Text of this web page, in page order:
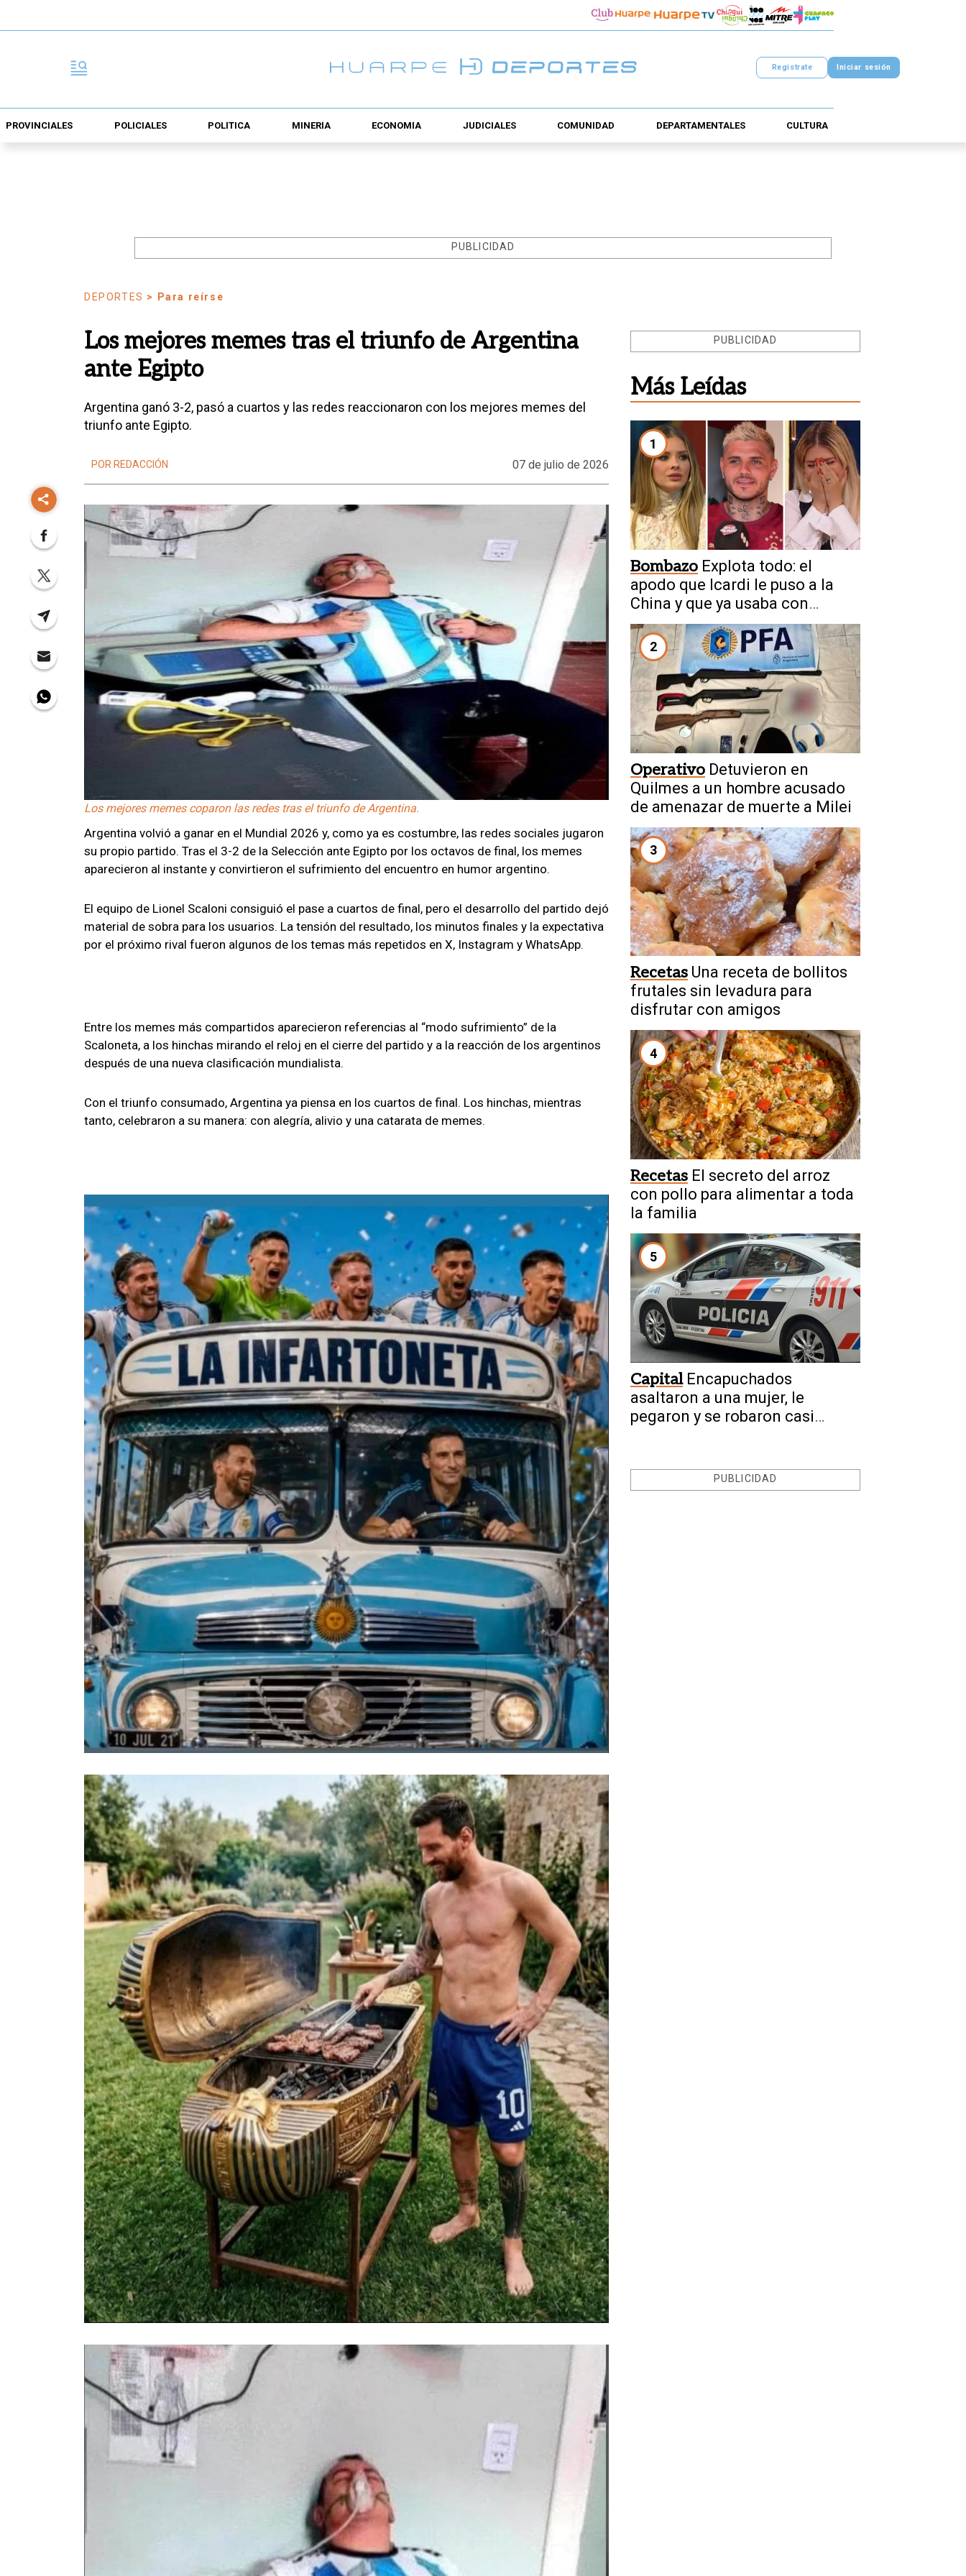
Registrate Iniciar sesión
PROVINCIALES POLICIALES POLÍTICA MINERÍA ECONOMÍA JUDICIALES COMUNIDAD DEPARTAMENTALES CULTURA
PUBLICIDAD
DEPORTES > Para reírse
Los mejores memes tras el triunfo de Argentina
ante Egipto
Argentina ganó 3-2, pasó a cuartos y las redes reaccionaron con los mejores memes del
triunfo ante Egipto.
POR REDACCIÓN 07 de julio de 2026
Los mejores memes coparon las redes tras el triunfo de Argentina.
Argentina volvió a ganar en el Mundial 2026 y, como ya es costumbre, las redes sociales jugaron
su propio partido. Tras el 3-2 de la Selección ante Egipto por los octavos de final, los memes
aparecieron al instante y convirtieron el sufrimiento del encuentro en humor argentino.
El equipo de Lionel Scaloni consiguió el pase a cuartos de final, pero el desarrollo del partido dejó
material de sobra para los usuarios. La tensión del resultado, los minutos finales y la expectativa
por el próximo rival fueron algunos de los temas más repetidos en X, Instagram y WhatsApp.
Entre los memes más compartidos aparecieron referencias al “modo sufrimiento” de la
Scaloneta, a los hinchas mirando el reloj en el cierre del partido y a la reacción de los argentinos
después de una nueva clasificación mundialista.
Con el triunfo consumado, Argentina ya piensa en los cuartos de final. Los hinchas, mientras
tanto, celebraron a su manera: con alegría, alivio y una catarata de memes.
PUBLICIDAD
Más Leídas
1
Bombazo Explota todo: el
apodo que Icardi le puso a la
China y que ya usaba con
Wanda
2
Operativo Detuvieron en
Quilmes a un hombre acusado
de amenazar de muerte a Milei
3
Recetas Una receta de bollitos
frutales sin levadura para
disfrutar con amigos
4
Recetas El secreto del arroz
con pollo para alimentar a toda
la familia
5
Capital Encapuchados
asaltaron a una mujer, le
pegaron y se robaron casi
PUBLICIDAD